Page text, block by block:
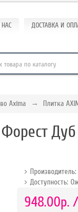
ДОСТАВКА И
Axima Плитка
Дуб
Производитель:
Доступность:
948.00р.р.